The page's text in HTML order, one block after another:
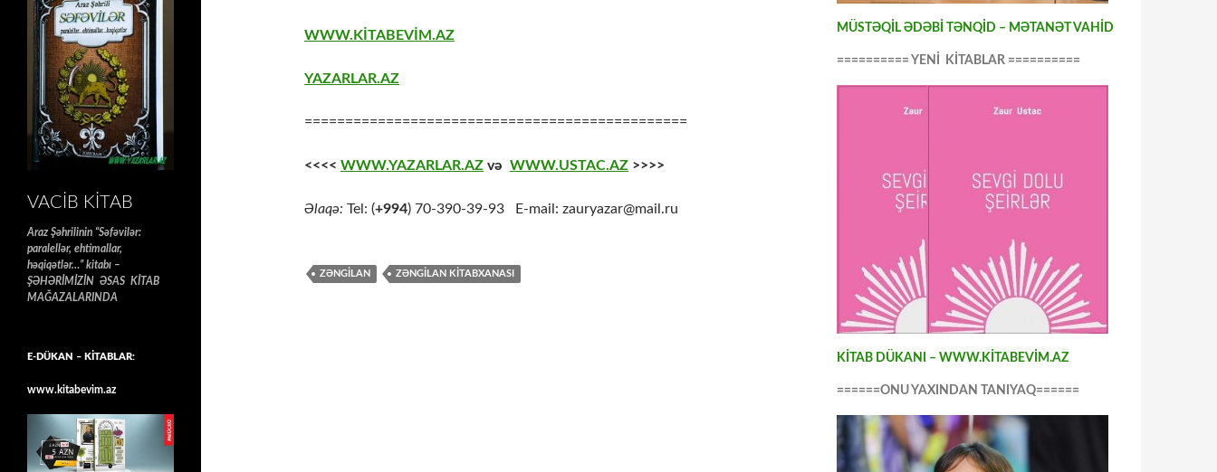
WWW.KİTABEVİM.AZ
YAZARLAR.AZ
===============================================
<<<< WWW.YAZARLAR.AZ və WWW.USTAC.AZ >>>>
Əlaqə: Tel: (+994) 70-390-39-93 E-mail: zauryazar@mail.ru
ZƏNGILAN ZƏNGILAN KITABXANASI
MÜSTƏQİL ƏDƏBİ TƏNQİD – MƏTANƏT VAHİD
========== YENİ KİTABLAR ==========
KİTAB DÜKANI – WWW.KİTABEVİM.AZ
======ONU YAXINDAN TANIYAQ======
VACIB KITAB
Araz Şəhrilinin “Səfəvilər:
paralellər, ehtimallar,
həqiqətlər…” kitabı –
ŞƏHƏRİMİZİN ƏSAS KİTAB
MAĞAZALARINDA
E-DÜKAN – KİTABLAR:
www.kitabevim.az